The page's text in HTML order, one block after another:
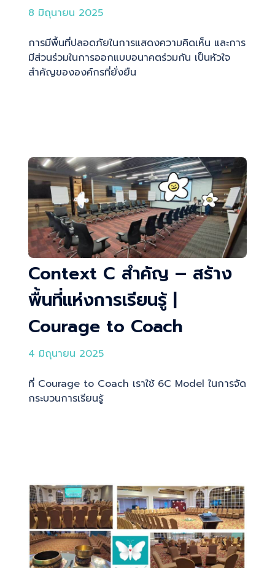
8 มิถุนายน 2025
การมีพื้นที่ปลอดภัยในการแสดงความคิดเห็น และการ
มีส่วนร่วมในการออกแบบอนาคตร่วมกัน เป็นหัวใจ
สำคัญขององค์กรที่ยั่งยืน
Context C สำคัญ – สร้าง
พื้นที่แห่งการเรียนรู้ |
Courage to Coach
4 มิถุนายน 2025
ที่ Courage to Coach เราใช้ 6C Model ในการจัด
กระบวนการเรียนรู้